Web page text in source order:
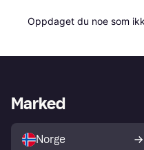
Oppdaget du noe som
Marked
Norge